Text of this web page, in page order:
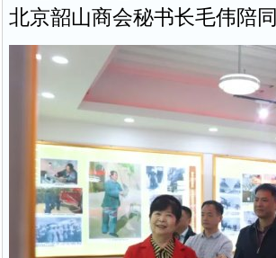
北京韶山商会秘书长毛伟陪